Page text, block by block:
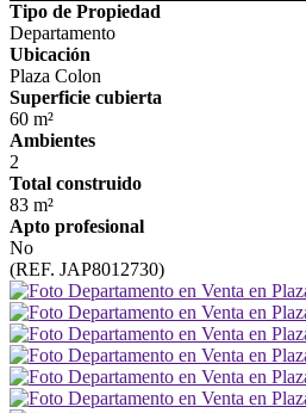
Tipo de Propiedad
Departamento
Ubicación
Plaza Colon
Superficie cubierta
60 m²
Ambientes
2
Total construido
83 m²
Apto profesional
No
(REF. JAP8012730)